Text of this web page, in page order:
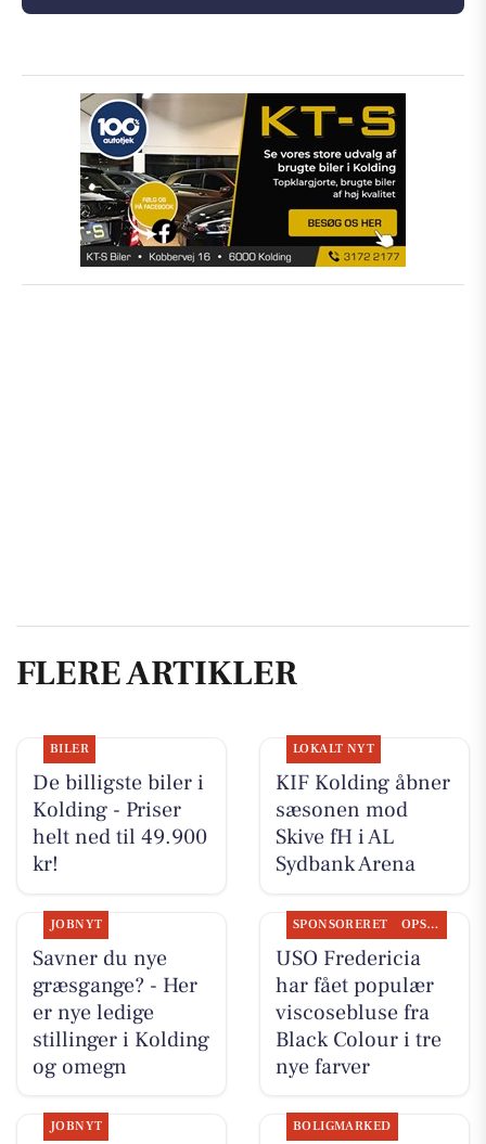
FLERE ARTIKLER
BILER
De billigste biler i
Kolding - Priser
helt ned til 49.900
kr!
LOKALT NYT
KIF Kolding åbner
sæsonen mod
Skive fH i AL
Sydbank Arena
JOBNYT
Savner du nye
græsgange? - Her
er nye ledige
stillinger i Kolding
og omegn
SPONSORERET OPSLAGSTAVLEN
USO Fredericia
har fået populær
viscosebluse fra
Black Colour i tre
nye farver
JOBNYT BOLIGMARKED